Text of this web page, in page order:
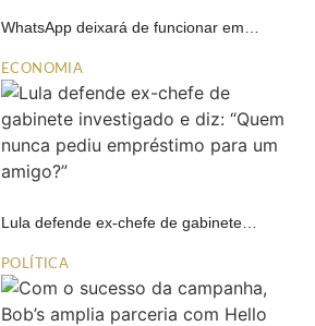
WhatsApp deixará de funcionar em…
ECONOMIA
Lula defende ex-chefe de gabinete…
POLÍTICA